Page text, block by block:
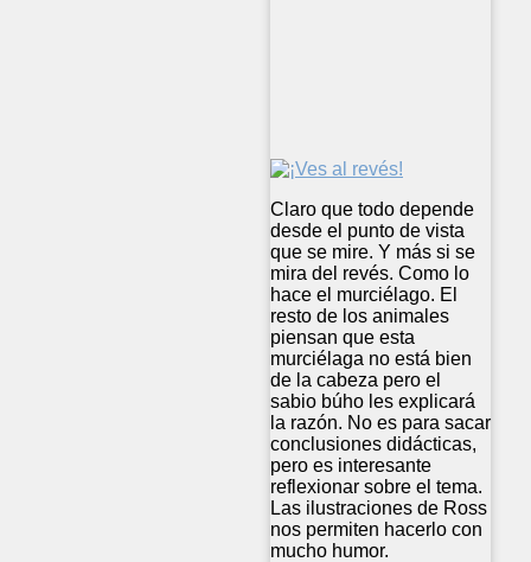
Claro que todo depende
desde el punto de vista
que se mire. Y más si se
mira del revés. Como lo
hace el murciélago. El
resto de los animales
piensan que esta
murciélaga no está bien
de la cabeza pero el
sabio búho les explicará
la razón. No es para sacar
conclusiones didácticas,
pero es interesante
reflexionar sobre el tema.
Las ilustraciones de Ross
nos permiten hacerlo con
mucho humor.